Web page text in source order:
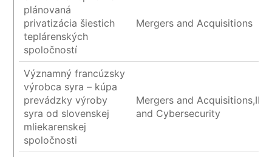
plánovaná
privatizácia šiestich
teplárenských
spoločností
Mergers and Acquisitions
Významný francúzsky
výrobca syra – kúpa
prevádzky výroby
syra od slovenskej
mliekarenskej
spoločnosti
Mergers and Acquisitions,IP/
and Cybersecurity